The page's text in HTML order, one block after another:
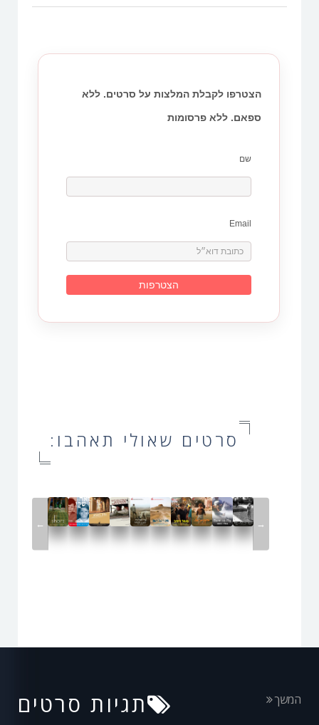
הצטרפו לקבלת המלצות על סרטים. ללא
ספאם. ללא פרסומות
שם
Email
סרטים שאולי תאהבו:
← →
תגיות סרטים המשך